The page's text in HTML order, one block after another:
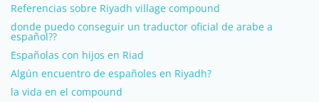
Referencias sobre Riyadh village compound
donde puedo conseguir un traductor oficial de arabe a
español??
Españolas con hijos en Riad
Algún encuentro de españoles en Riyadh?
la vida en el compound